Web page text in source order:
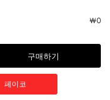
￦0
구매하기